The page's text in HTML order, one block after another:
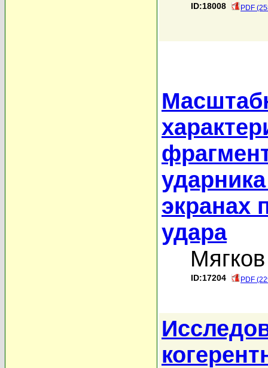
ID:18008 PDF
экранах
удара
ID:17204 PDF